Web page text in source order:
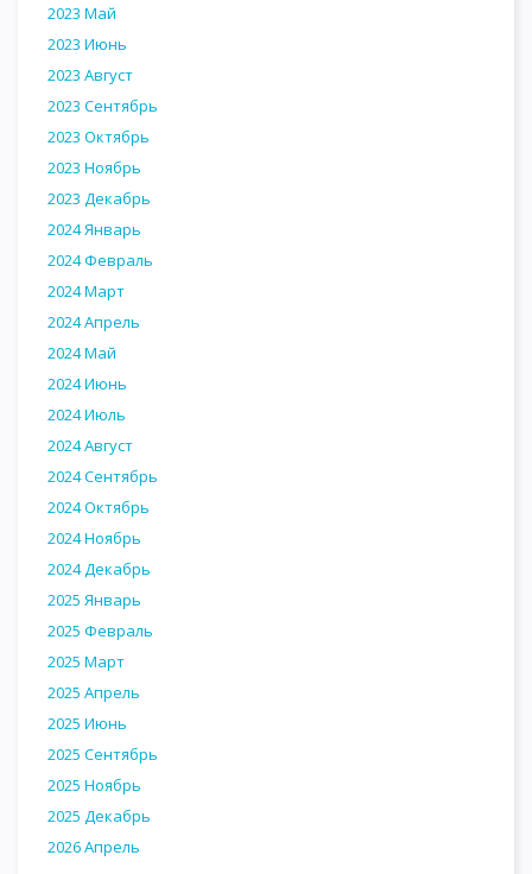
2023 Май
2023 Июнь
2023 Август
2023 Сентябрь
2023 Октябрь
2023 Ноябрь
2023 Декабрь
2024 Январь
2024 Февраль
2024 Март
2024 Апрель
2024 Май
2024 Июнь
2024 Июль
2024 Август
2024 Сентябрь
2024 Октябрь
2024 Ноябрь
2024 Декабрь
2025 Январь
2025 Февраль
2025 Март
2025 Апрель
2025 Июнь
2025 Сентябрь
2025 Ноябрь
2025 Декабрь
2026 Апрель